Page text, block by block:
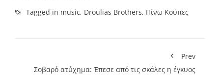
Tagged in music, Droulias Brothers, Πίνω Κούπες
Prev
Σοβαρό ατύχημα: Έπεσε από τις σκάλες η έγκυος